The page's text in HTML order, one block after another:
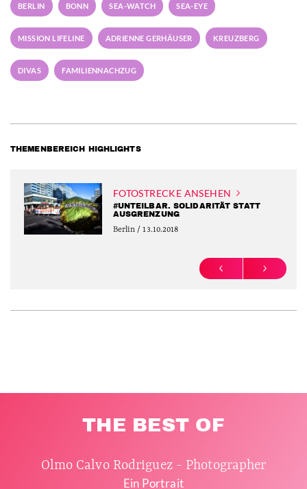
BERLIN BONN SEA-WATCH SEA-EYE
MISSION LIFELINE ADRIENNE GERHÄUSER KREUZBERG
DIVAS FAMILIENNACHZUG
THEMENBEREICH HIGHLIGHTS
FOTOSTRECKE ANSEHEN
#UNTEILBAR. SOLIDARITÄT STATT
AUSGRENZUNG
Berlin / 13.10.2018
PREVIOUS NEXT
THE BEST OF
Olmo Calvo Rodriguez - Photographer
Ein Portrait